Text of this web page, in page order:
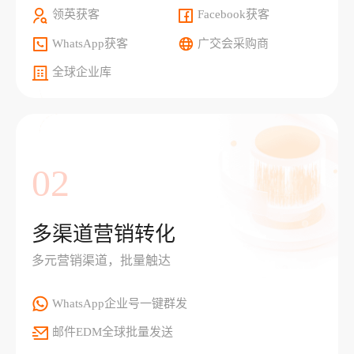
领英获客 Facebook获客
WhatsApp获客 广交会采购商
全球企业库
02
多渠道营销转化
多元营销渠道，批量触达
WhatsApp企业号一键群发
邮件EDM全球批量发送